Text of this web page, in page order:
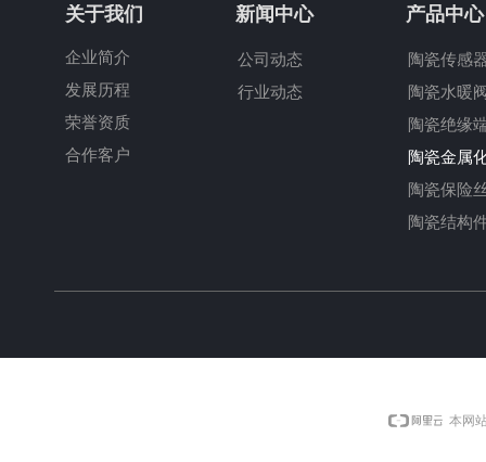
关于我们
企业简介
发展历程
荣誉资质
合作客户
新闻中心
公司动态
行业动态
产品中心
陶瓷传感
陶瓷水暖
陶瓷绝缘
陶瓷金属
陶瓷保险
陶瓷结构
本网